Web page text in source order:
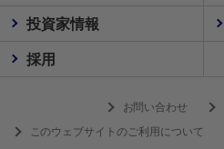
投資家情報
採用
お問い合わせ
このウェブサイトのご利用について